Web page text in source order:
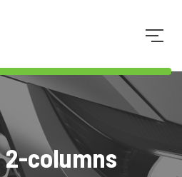
2-columns